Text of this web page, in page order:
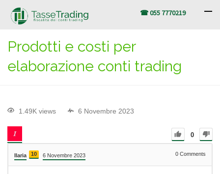
☎ 055 7770219
Prodotti e costi per
elaborazione conti trading
1.49K views 6 Novembre 2023
0
Ilaria 10 6 Novembre 2023 0 Comments